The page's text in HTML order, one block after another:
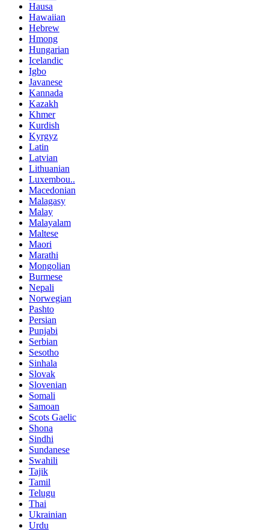
Hausa
Hawaiian
Hebrew
Hmong
Hungarian
Icelandic
Igbo
Javanese
Kannada
Kazakh
Khmer
Kurdish
Kyrgyz
Latin
Latvian
Lithuanian
Luxembou..
Macedonian
Malagasy
Malay
Malayalam
Maltese
Maori
Marathi
Mongolian
Burmese
Nepali
Norwegian
Pashto
Persian
Punjabi
Serbian
Sesotho
Sinhala
Slovak
Slovenian
Somali
Samoan
Scots Gaelic
Shona
Sindhi
Sundanese
Swahili
Tajik
Tamil
Telugu
Thai
Ukrainian
Urdu